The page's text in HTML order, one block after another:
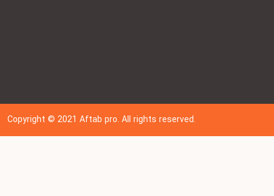
Copyright © 202 1Aftab pro. All rights reserved.